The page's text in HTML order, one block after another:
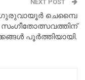
NEXT POST
ചെമ്പൈ
സംഗീതോത്സവത്തിന്
പൂർത്തിയായി.